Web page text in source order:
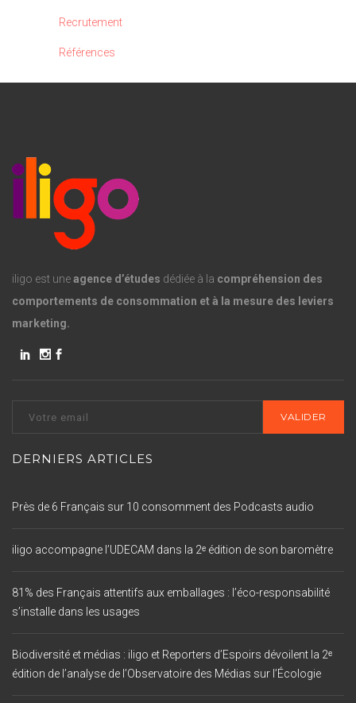
Recrutement
Références
iligo est uneagence d’études dédiée à la compréhension des
comportements de consommation et à la mesure des leviers
marketing.
DERNIERS ARTICLES
Près de 6 Français sur 10 consomment des Podcasts audio
iligo accompagne l’UDECAM dans la 2ᵉ édition de son baromètre
81% des Français attentifs aux emballages : l’éco-responsabilité
s’installe dans les usages
Biodiversité et médias : iligo et Reporters d’Espoirs dévoilent la 2ᵉ
édition de l’analyse de l’Observatoire des Médias sur l’Écologie